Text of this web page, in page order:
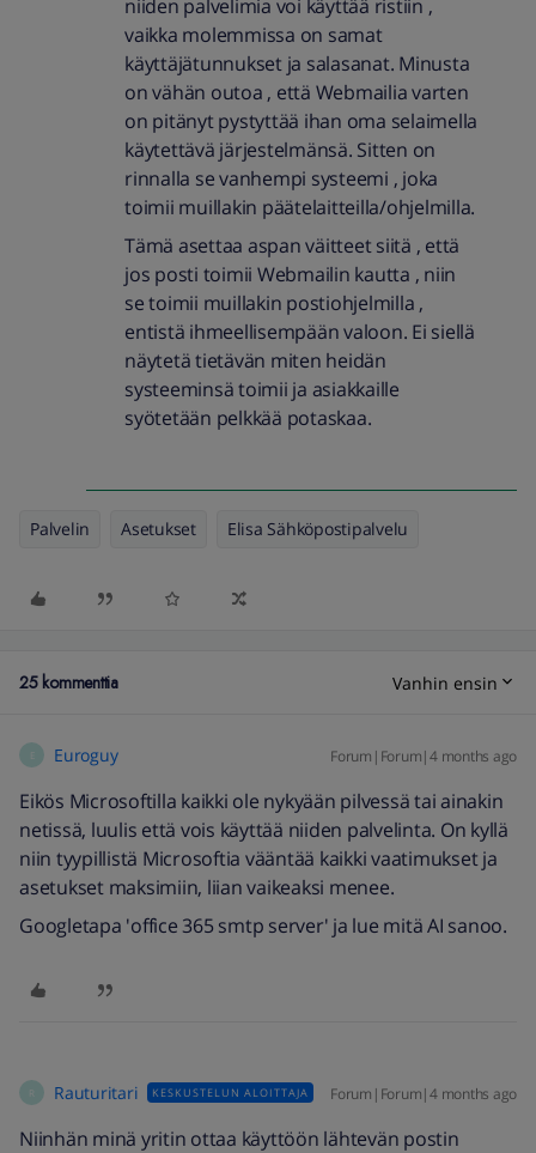
niiden palvelimia voi käyttää ristiin ,
vaikka molemmissa on samat
käyttäjätunnukset ja salasanat. Minusta
on vähän outoa , että Webmailia varten
on pitänyt pystyttää ihan oma selaimella
käytettävä järjestelmänsä. Sitten on
rinnalla se vanhempi systeemi , joka
toimii muillakin päätelaitteilla/ohjelmilla.
Tämä asettaa aspan väitteet siitä , että
jos posti toimii Webmailin kautta , niin
se toimii muillakin postiohjelmilla ,
entistä ihmeellisempään valoon. Ei siellä
näytetä tietävän miten heidän
systeeminsä toimii ja asiakkaille
syötetään pelkkää potaskaa.
Palvelin Asetukset Elisa Sähköpostipalvelu
25 kommenttia Vanhin ensin
Euroguy Forum|Forum|4 months ago
Eikös Microsoftilla kaikki ole nykyään pilvessä tai ainakin
netissä, luulis että vois käyttää niiden palvelinta. On kyllä
niin tyypillistä Microsoftia vääntää kaikki vaatimukset ja
asetukset maksimiin, liian vaikeaksi menee.
Googletapa 'office 365 smtp server' ja lue mitä AI sanoo.
R Rauturitari KESKUSTELUN ALOITTAJA Forum|Forum|4 months ago
Niinhän minä yritin ottaa käyttöön lähtevän postin